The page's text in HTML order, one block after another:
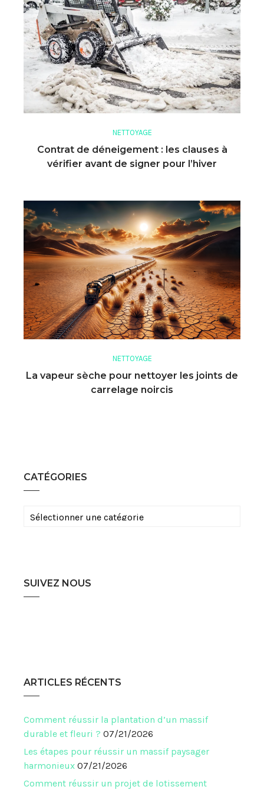
NETTOYAGE
Contrat de déneigement : les clauses à
vérifier avant de signer pour l’hiver
NETTOYAGE
La vapeur sèche pour nettoyer les joints de
carrelage noircis
CATÉGORIES
Catégories
SUIVEZ NOUS
ARTICLES RÉCENTS
Comment réussir la plantation d’un massif
durable et fleuri ? 07/21/2026
Les étapes pour réussir un massif paysager
harmonieux 07/21/2026
Comment réussir un projet de lotissement